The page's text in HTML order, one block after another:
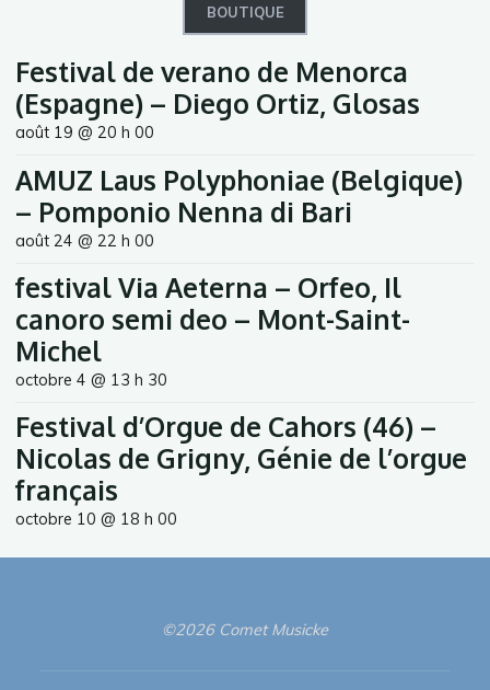
BOUTIQUE
Festival de verano de Menorca
(Espagne) – Diego Ortiz, Glosas
août 19 @ 20 h 00
AMUZ Laus Polyphoniae (Belgique)
– Pomponio Nenna di Bari
août 24 @ 22 h 00
festival Via Aeterna – Orfeo, Il
canoro semi deo – Mont-Saint-
Michel
octobre 4 @ 13 h 30
Festival d’Orgue de Cahors (46) –
Nicolas de Grigny, Génie de l’orgue
français
octobre 10 @ 18 h 00
©2026 Comet Musicke